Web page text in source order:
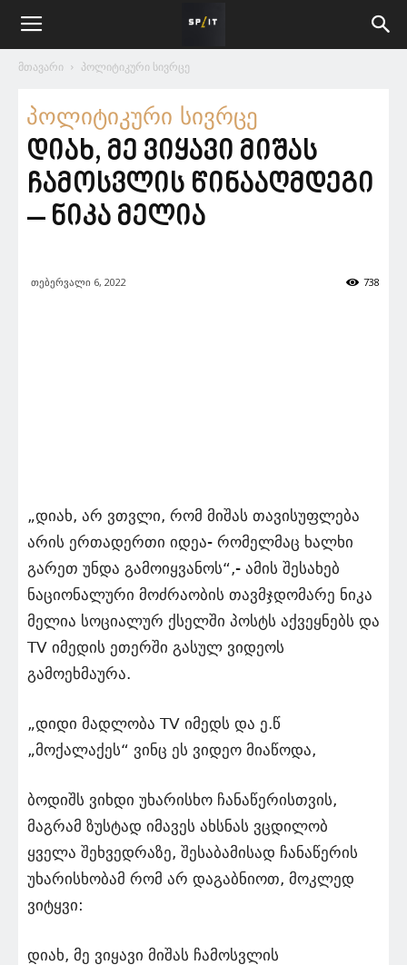
მთავარი პოლიტიკური სივრცე
პოლიტიკური სივრცე
დიახ, მე ვიყავი მიშას
ჩამოსვლის წინააღმდეგი
– ნიკა მელია
თებერვალი 6, 2022 738
„დიახ, არ ვთვლი, რომ მიშას თავისუფლება
არის ერთადერთი იდეა- რომელმაც ხალხი
გარეთ უნდა გამოიყვანოს“,- ამის შესახებ
ნაციონალური მოძრაობის თავმჯდომარე ნიკა
მელია სოციალურ ქსელში პოსტს აქვეყნებს და
TV იმედის ეთერში გასულ ვიდეოს
გამოეხმაურა.
„დიდი მადლობა TV იმედს და ე.წ
„მოქალაქეს“ ვინც ეს ვიდეო მიაწოდა,
ბოდიშს ვიხდი უხარისხო ჩანაწერისთვის,
მაგრამ ზუსტად იმავეს ახსნას ვცდილობ
ყველა შეხვედრაზე, შესაბამისად ჩანაწერის
უხარისხობამ რომ არ დაგაბნიოთ, მოკლედ
ვიტყვი:
დიახ, მე ვიყავი მიშას ჩამოსვლის